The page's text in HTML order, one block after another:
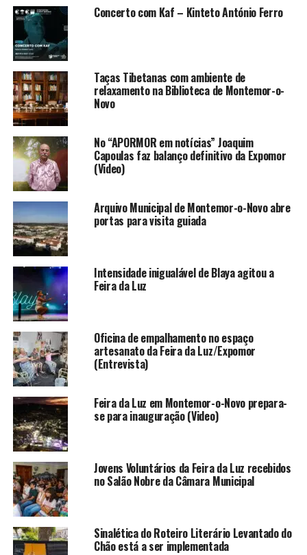
Concerto com Kaf – Kinteto António Ferro
Taças Tibetanas com ambiente de
relaxamento na Biblioteca de Montemor-o-
Novo
No “APORMOR em notícias” Joaquim
Capoulas faz balanço definitivo da Expomor
(Video)
Arquivo Municipal de Montemor-o-Novo abre
portas para visita guiada
Intensidade inigualável de Blaya agitou a
Feira da Luz
Oficina de empalhamento no espaço
artesanato da Feira da Luz/Expomor
(Entrevista)
Feira da Luz em Montemor-o-Novo prepara-
se para inauguração (Video)
Jovens Voluntários da Feira da Luz recebidos
no Salão Nobre da Câmara Municipal
Sinalética do Roteiro Literário Levantado do
Chão está a ser implementada